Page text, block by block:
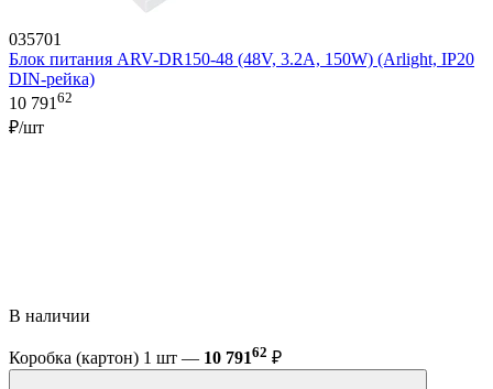
035701
Блок питания ARV-DR150-48 (48V, 3.2A, 150W) (Arlight, IP20
DIN-рейка)
10 79162
₽/шт
В наличии
Коробка (картон) 1 шт — 10 79162 ₽